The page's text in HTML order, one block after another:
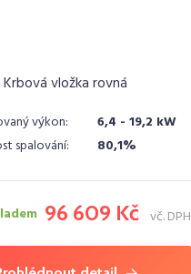
Krbová vložka rovná
výkon:
6,4 - 19,2 kW
spalování:
80,1%
96 609 Kč vč. DPH